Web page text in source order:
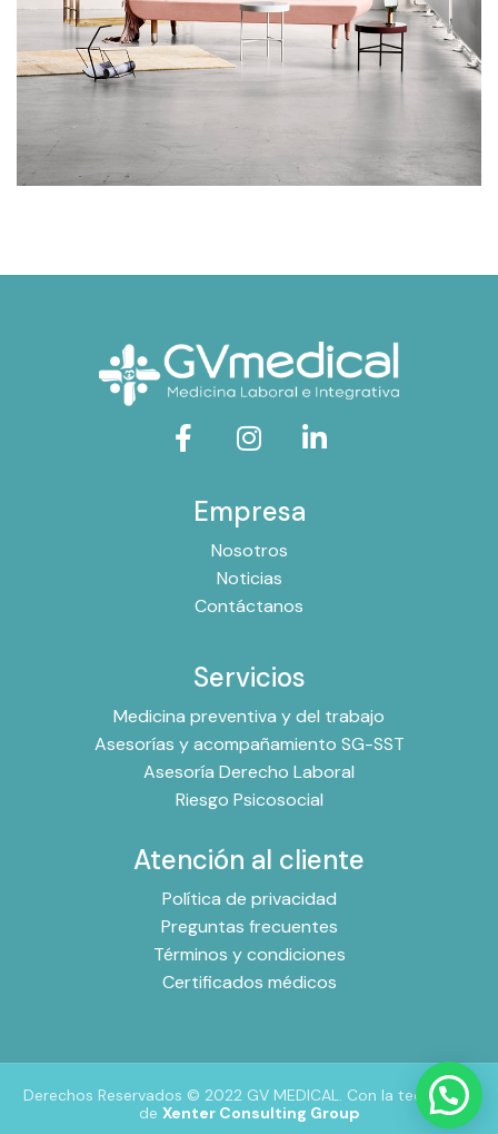
Empresa
Nosotros
Noticias
Contáctanos
Servicios
Medicina preventiva y del trabajo
Asesorías y acompañamiento SG-SST
Asesoría Derecho Laboral
Riesgo Psicosocial
Atención al cliente
Política de privacidad
Preguntas frecuentes
Términos y condiciones
Certificados médicos
Derechos Reservados © 2022 GV MEDICAL. Con la tecnología
de Xenter Consulting Group